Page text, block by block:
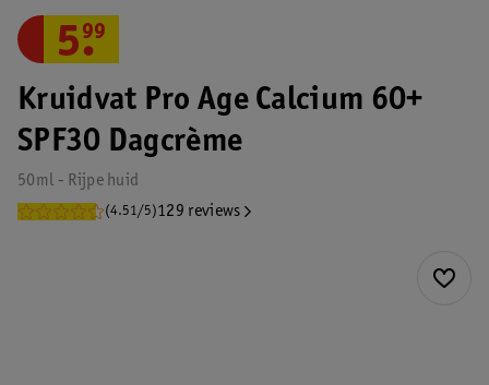
Kruidvat Pro Age Calcium 60+
SPF30 Dagcrème
50ml - Rijpe huid
(4.51/5)129 reviews
5.
99